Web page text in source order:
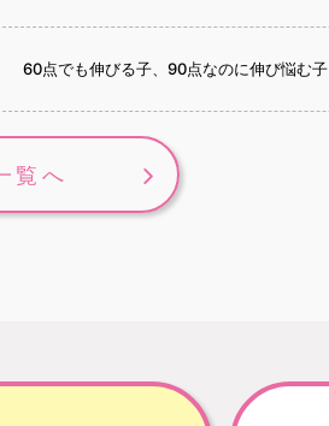
60点でも伸びる子、90点なのに伸び悩む子
覧へ